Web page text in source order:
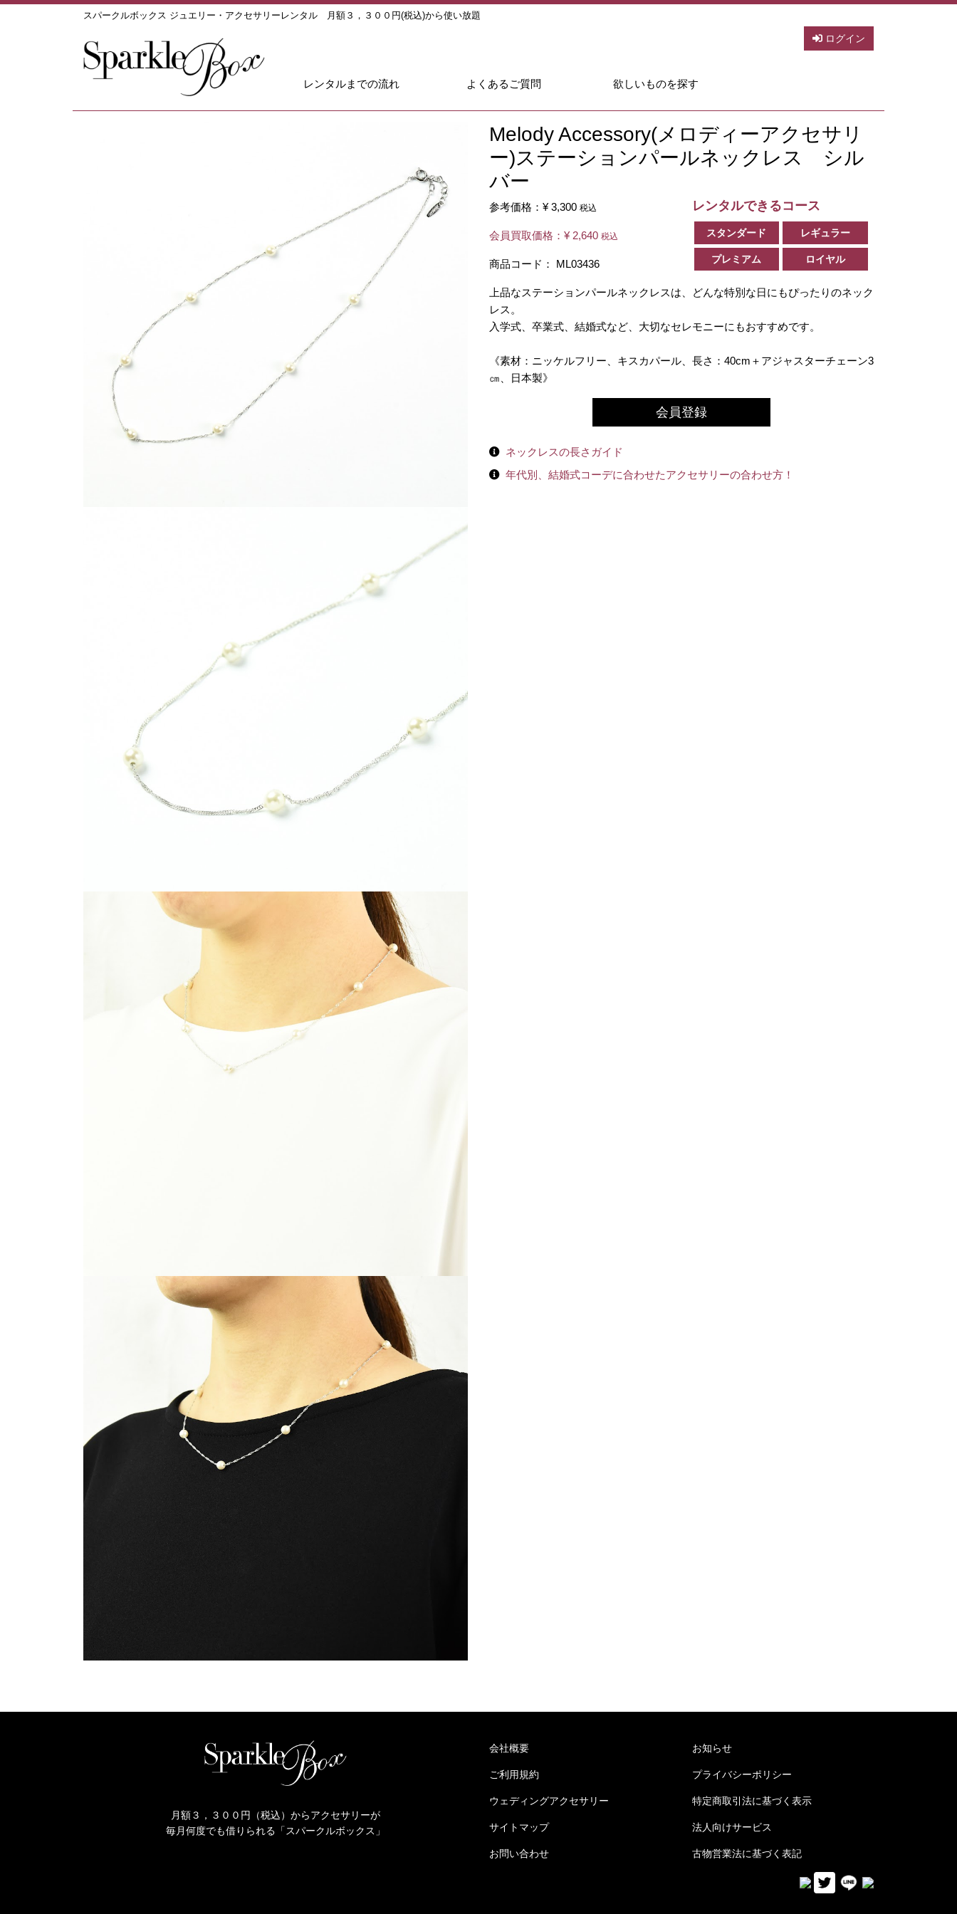
スパークルボックス ジュエリー・アクセサリーレンタル 月額３，３００円(税込)から使い放題
ログイン
レンタルまでの流れ よくあるご質問 欲しいものを探す
Melody Accessory(メロディーアクセサリ
ー)ステーションパールネックレス シル
バー
参考価格： ¥ 3,300 税込
会員買取価格： ¥ 2,640 税込
商品コード： ML03436
レンタルできるコース
スタンダード レギュラー
プレミアム ロイヤル
上品なステーションパールネックレスは、どんな特別な日にもぴったりのネック
レス。
入学式、卒業式、結婚式など、大切なセレモニーにもおすすめです。
《素材：ニッケルフリー、キスカパール、長さ：40cm＋アジャスターチェーン3
㎝、日本製》
会員登録
ネックレスの長さガイド
年代別、結婚式コーデに合わせたアクセサリーの合わせ方！
月額３，３００円（税込）からアクセサリーが
毎月何度でも借りられる「スパークルボックス」
会社概要 お知らせ
ご利用規約 プライバシーポリシー
ウェディングアクセサリー 特定商取引法に基づく表示
サイトマップ 法人向けサービス
お問い合わせ 古物営業法に基づく表記